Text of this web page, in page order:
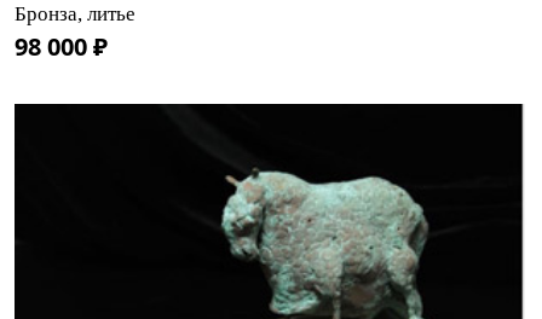
Бронза, литье
98 000 ₽